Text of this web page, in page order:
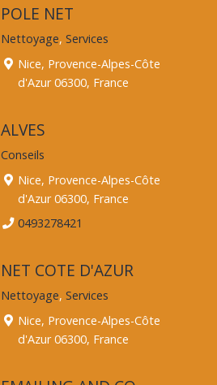
POLE NET
Nettoyage, Services
Nice, Provence-Alpes-Côte
d'Azur 06300, France
ALVES
Conseils
Nice, Provence-Alpes-Côte
d'Azur 06300, France
0493278421
NET COTE D'AZUR
Nettoyage, Services
Nice, Provence-Alpes-Côte
d'Azur 06300, France